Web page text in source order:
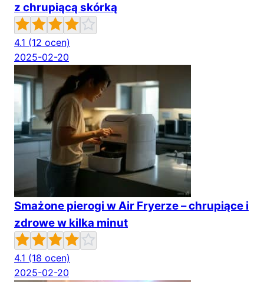
z chrupiącą skórką
4.1 (12 ocen)
2025-02-20
Smażone pierogi w Air Fryerze – chrupiące i
zdrowe w kilka minut
4.1 (18 ocen)
2025-02-20